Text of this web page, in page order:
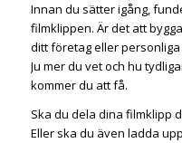
Innan du sätter igång,
filmklippen. Är det att
ditt företag eller
Ju mer du vet och hu
kommer du att få.
Ska du dela dina filmklipp
Eller ska du även ladda